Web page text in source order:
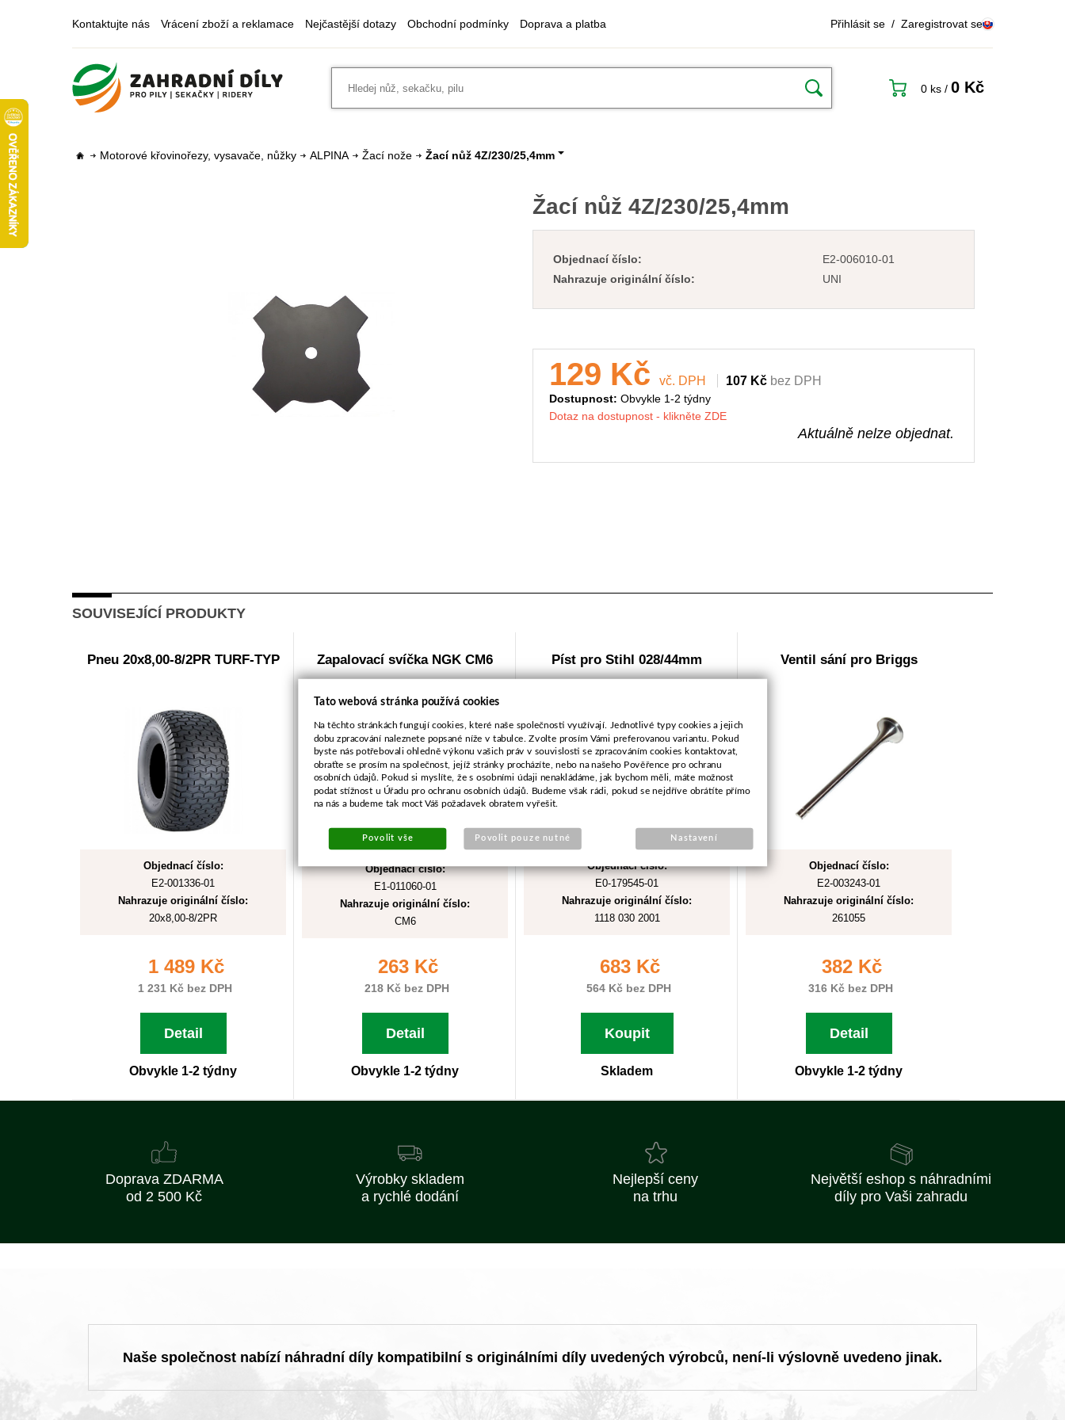
Kontaktujte nás Vrácení zboží a reklamace Nejčastější dotazy Obchodní podmínky Doprava a platba Přihlásit se / Zaregistrovat se
0 ks / 0 Kč
Motorové křovinořezy, vysavače, nůžky ALPINA Žací nože Žací nůž 4Z/230/25,4mm
Žací nůž 4Z/230/25,4mm
Objednací číslo:
E2-006010-01
Nahrazuje originální číslo:
UNI
129 Kč vč. DPH 107 Kč bez DPH
Dostupnost: Obvykle 1-2 týdny
Dotaz na dostupnost - klikněte ZDE
Aktuálně nelze objednat.
SOUVISEJÍCÍ PRODUKTY
Pneu 20x8,00-8/2PR TURF-TYP
Objednací číslo:
E2-001336-01
Nahrazuje originální číslo:
20x8,00-8/2PR
1 489 Kč
1 231 Kč bez DPH
Detail
Obvykle 1-2 týdny
Zapalovací svíčka NGK CM6
Objednací číslo:
E1-011060-01
Nahrazuje originální číslo:
CM6
263 Kč
218 Kč bez DPH
Detail
Obvykle 1-2 týdny
Píst pro Stihl 028/44mm
Objednací číslo:
E0-179545-01
Nahrazuje originální číslo:
1118 030 2001
683 Kč
564 Kč bez DPH
Koupit
Skladem
Ventil sání pro Briggs
Objednací číslo:
E2-003243-01
Nahrazuje originální číslo:
261055
382 Kč
316 Kč bez DPH
Detail
Obvykle 1-2 týdny
Doprava ZDARMA
od 2 500 Kč
Výrobky skladem
a rychlé dodání
Nejlepší ceny
na trhu
Největší eshop s náhradními
díly pro Vaši zahradu
Naše společnost nabízí náhradní díly kompatibilní s originálními díly uvedených výrobců, není-li výslovně uvedeno jinak.
Tato webová stránka používá cookies
Na těchto stránkách fungují cookies, které naše společnosti využívají. Jednotlivé typy cookies a jejich
dobu zpracování naleznete popsané níže v tabulce. Zvolte prosím Vámi preferovanou variantu. Pokud
byste nás potřebovali ohledně výkonu vašich práv v souvislosti se zpracováním cookies kontaktovat,
obraťte se prosím na společnost, jejíž stránky procházíte, nebo na našeho Pověřence pro ochranu
osobních údajů. Pokud si myslíte, že s osobními údaji nenakládáme, jak bychom měli, máte možnost
podat stížnost u Úřadu pro ochranu osobních údajů. Budeme však rádi, pokud se nejdříve obrátíte přímo
na nás a budeme tak moct Váš požadavek obratem vyřešit.
Povolit vše Povolit pouze nutné Nastavení